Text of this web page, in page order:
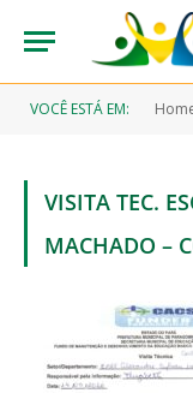
VOCÊ ESTÁ EM:
VISITA TEC.
MACHADO –